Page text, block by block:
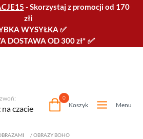
-Skorzystaj z promocji od 170
złℹ️
WYSYŁKA ✅
DOSTAWA OD 300 zł* ✅
czacie Koszyk
0
Menu
/OBRAZY BOHO